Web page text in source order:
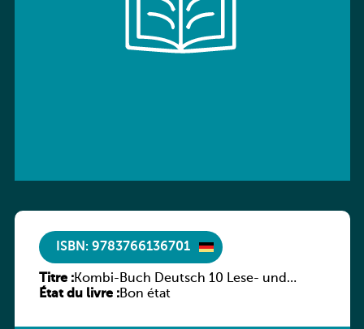
ISBN: 9783766136701
Titre :Kombi-Buch Deutsch 10 Lese- und
Sprachbuch
État du livre :Bon état